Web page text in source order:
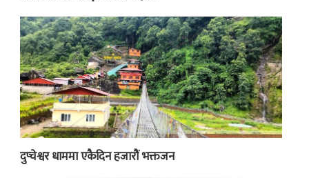
दुप्चेश्वर धाममा एकैदिन हजारौं भक्तजन